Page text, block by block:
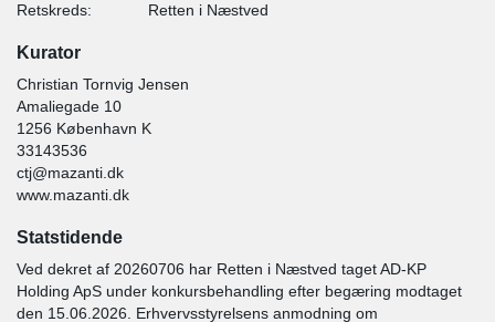
Retskreds:
Retten i Næstved
Kurator
Christian Tornvig Jensen
Amaliegade 10
1256 København K
33143536
ctj@mazanti.dk
www.mazanti.dk
Statstidende
Ved dekret af 20260706 har Retten i Næstved taget AD-KP
Holding ApS under konkursbehandling efter begæring modtaget
den 15.06.2026. Erhvervsstyrelsens anmodning om